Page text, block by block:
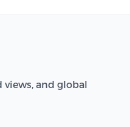
views, and global